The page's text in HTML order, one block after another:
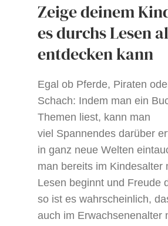
Zeige deinem
es durchs Lesen
entdecken kann
Egal ob Pferde, Piraten
Schach: Indem man ein
Themen liest, kann man
viel Spannendes darüber
in ganz neue Welten
man bereits im Kindesalter
Lesen beginnt und Freude
so ist es wahrscheinlich,
auch im Erwachsenenalter